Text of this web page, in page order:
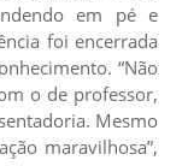
em pé e
foi encerrada
“Não
o de professor,
Mesmo
maravilhosa”,